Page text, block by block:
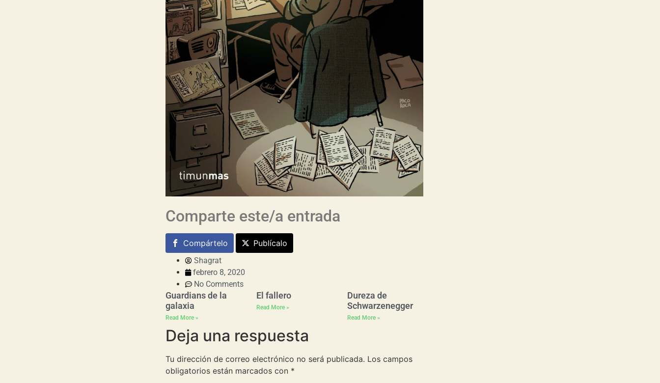
Comparte este/a entrada
Compártelo Publícalo
Shagrat
febrero 8, 2020
No Comments
Guardians de la
galaxia
Read More »
El fallero
Read More »
Dureza de
Schwarzenegger
Read More »
Deja una respuesta
Tu dirección de correo electrónico no será publicada. Los campos
obligatorios están marcados con *